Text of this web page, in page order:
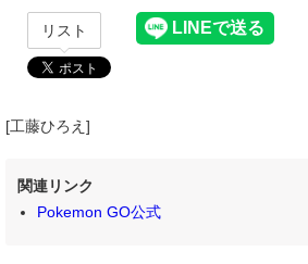
リスト
[工藤ひろえ]
関連リンク
Pokemon GO公式